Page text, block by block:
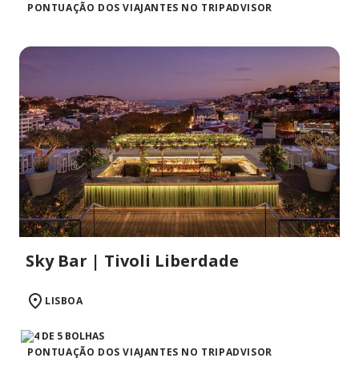
PONTUAÇÃO DOS VIAJANTES NO TRIPADVISOR
Sky Bar | Tivoli Liberdade
LISBOA
PONTUAÇÃO DOS VIAJANTES NO TRIPADVISOR